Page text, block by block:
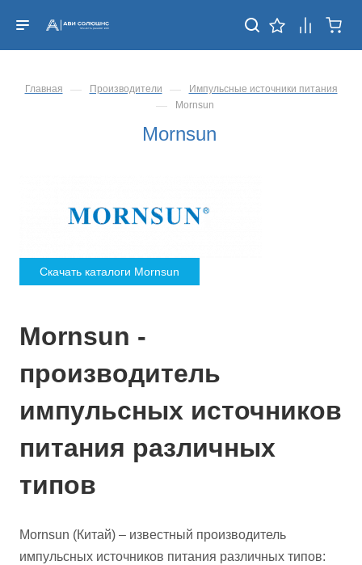
Главная — Производители — Импульсные источники питания
— Mornsun
Mornsun
Скачать каталоги Mornsun
Mornsun -
производитель
импульсных источников
питания различных
типов
Mornsun (Китай) – известный производитель
импульсных источников питания различных типов: